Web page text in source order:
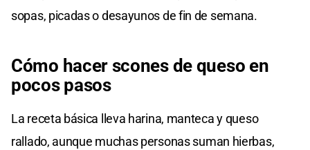
sopas, picadas o desayunos de fin de semana.
Cómo hacer scones de queso en
pocos pasos
La receta básica lleva harina, manteca y queso
rallado, aunque muchas personas suman hierbas,